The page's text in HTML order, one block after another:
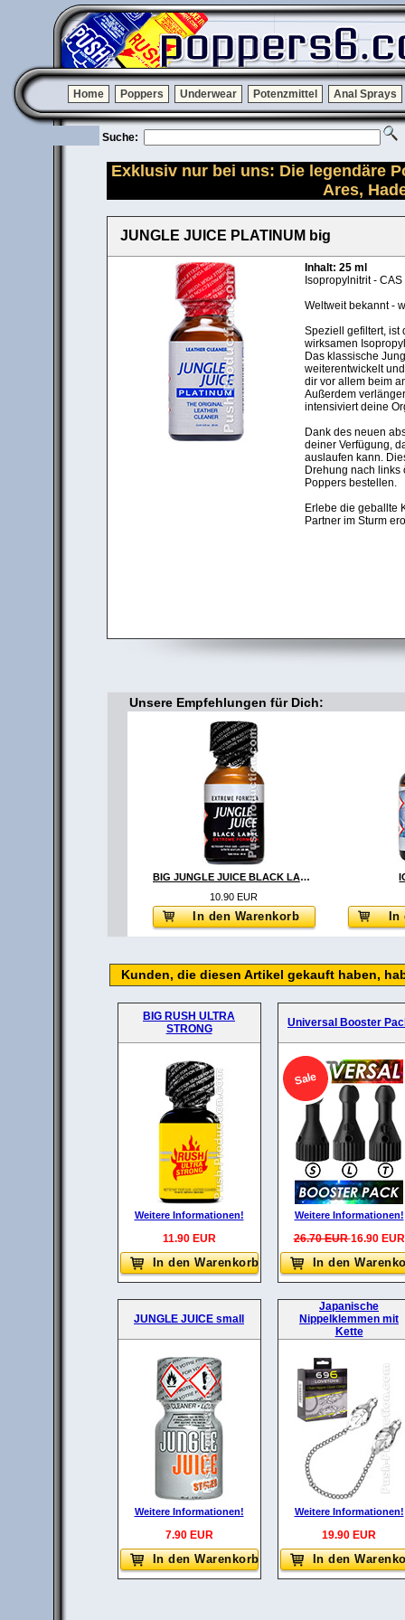
Home Poppers Underwear Potenzmittel Anal Sprays
Suche:
Exklusiv nur bei uns: Die legendäre
Ares,
JUNGLE JUICE PLATINUM big
Inhalt: 25 ml
Isopropylnitrit -
Weltweit bekannt -
Speziell gefiltert, ist
wirksamen
Das klassische
weiterentwickelt
dir vor allem beim
Außerdem
intensiviert deine
Dank des neuen
deiner Verfügung,
auslaufen kann.
Drehung nach links
Poppers bestellen.
Erlebe die geballte
Partner im Sturm
Unsere Empfehlungen für Dich:
BIG JUNGLE JUICE BLACK LABEL
10.90 EUR
In den Warenkorb In
Kunden, die diesen Artikel gekauft haben,
BIG RUSH ULTRA
STRONG
Weitere Informationen!
11.90 EUR
In den Warenkorb
Universal Booster
Weitere Informationen!
26.70 EUR16.90 EUR
Sale
In den
JUNGLE JUICE small
Weitere Informationen!
7.90 EUR
In den Warenkorb
Japanische
Nippelklemmen mit
Kette
Weitere Informationen!
19.90 EUR
In den